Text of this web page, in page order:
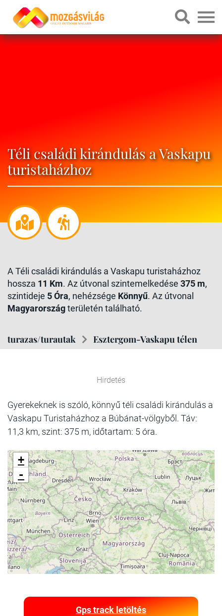
Téli családi kirándulás a Vaskapu
turistaházhoz
A Téli családi kirándulás a Vaskapu turistaházhoz
hossza 11 Km. Az útvonal szintemelkedése 375 m,
szintideje 5 Óra, nehézsége Könnyű. Az útvonal
Magyarországterületén található.
turazas/turautak Esztergom-Vaskapu télen
Hirdetés
Gyerekeknek is szóló, könnyű téli családi kirándulás a
Vaskapu Turistaházhoz a Búbánat-völgyből. Táv:
11,3 km, szint: 375 m, időtartam: 5 óra.
+
-
Gps track letöltés